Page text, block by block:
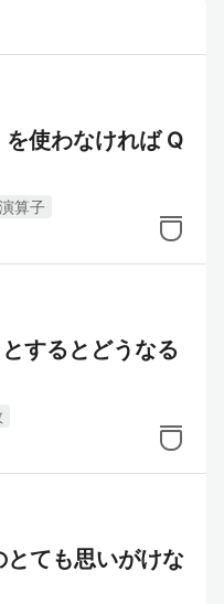
使わなければ Q
演算子
するとどうなる
ても思いがけな